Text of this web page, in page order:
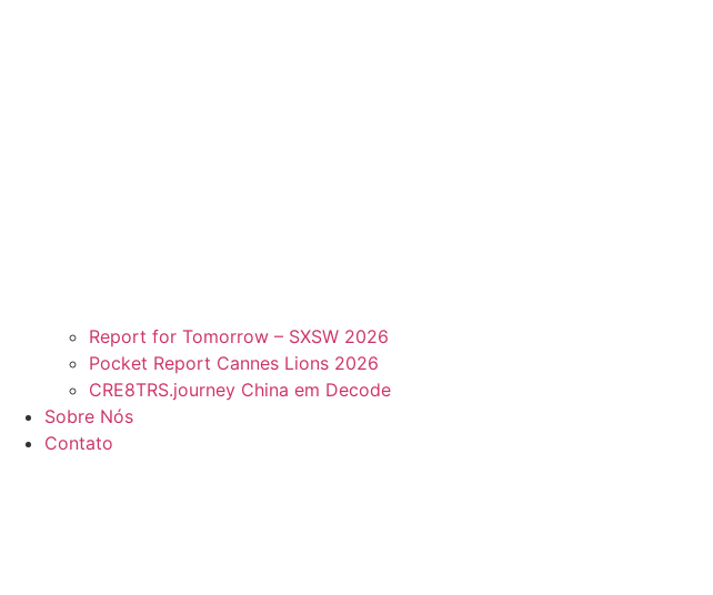
Report for Tomorrow – SXSW 2026
Pocket Report Cannes Lions 2026
CRE8TRS.journey China em Decode
Sobre Nós
Contato